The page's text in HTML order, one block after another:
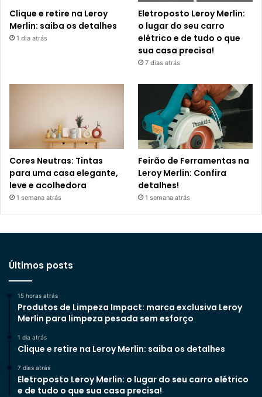
Clique e retire na Leroy
Merlin: saiba os detalhes
1 dia atrás
Eletroposto Leroy Merlin:
o lugar do seu carro
elétrico e de tudo o que
sua casa precisa!
7 dias atrás
Cores Neutras: Tintas
para uma casa elegante,
leve e acolhedora
1 semana atrás
Feirão de Ferramentas na
Leroy Merlin: Confira
detalhes!
1 semana atrás
Últimos posts
15 horas atrás
Produtos de Limpeza Impact: marca exclusiva Leroy
Merlin para limpeza pesada sem esforço
1 dia atrás
Clique e retire na Leroy Merlin: saiba os detalhes
7 dias atrás
Eletroposto Leroy Merlin: o lugar do seu carro elétrico
e de tudo o que sua casa precisa!